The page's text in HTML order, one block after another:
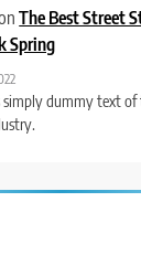
The Best Street
Spring
simply dummy text